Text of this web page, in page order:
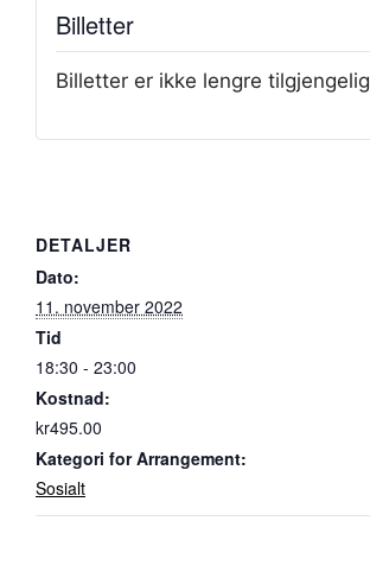
DETALJER
Dato:
11. november 2022
Tid
18:30 - 23:00
Kostnad:
kr495.00
Kategori for Arrangement:
Sosialt
Billetter
Billetter er ikke lengre tilgjengelig